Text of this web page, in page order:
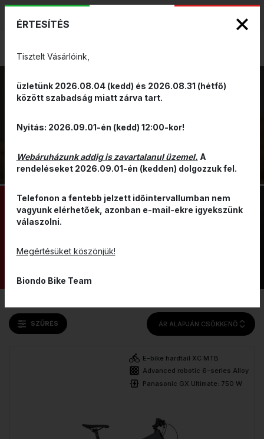
HUN
KERÉKPÁR
ORSZÁGÚTI
GRAVEL
SZŰRÉS ÁR ALAPJÁN CSÖKKENŐ
E-bike hardtail XC MTB
Advanced robotic 6-series Alloy
Panasonic GX Ultimate: 750 W
ÉRTESÍTÉS
Tisztelt Vásárlóink,
üzletünk 2026.08.04 (kedd) és 2026.08.31 (hétfő)
között szabadság miatt zárva tart.
Nyitás: 2026.09.01-én (kedd) 12:00-kor!
Webáruházunk addig is zavartalanul üzemel. A
rendeléseket 2026.09.01-én (kedden) dolgozzuk fel.
Telefonon a fentebb jelzett időintervallumban nem
vagyunk elérhetőek, azonban e-mail-ekre igyekszünk
válaszolni.
Megértésüket köszönjük!
Biondo Bike Team